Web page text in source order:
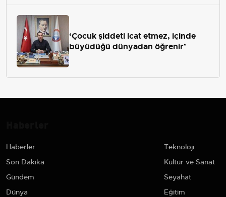
‘Çocuk şiddeti icat etmez, içinde
büyüdüğü dünyadan öğrenir’
Haberler
Son Dakika
Gündem
Dünya
Teknoloji
Kültür ve Sanat
Seyahat
Eğitim